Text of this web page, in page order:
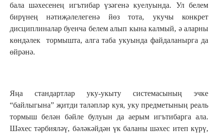
бала шәхесенең игътибар үзәгенә куелуында. Ул белем
бирүнең нәтиҗәлелегенә йөз тота, укучы конкрет
дисциплиналар буенча белем алып кына калмый, ә аларны
көндәлек тормышта, алга таба укуында файдаланырга да
өйрәнә.
Яңа стандартлар уку-укыту системасының эчке
“байлыгына” җитди таләпләр куя, уку предметының реаль
тормыш белән бәйле булуын да аерым игътибарга ала.
Шәхес тәрбияләү, бәләкәйдән үк баланы шәхес итеп күрү,